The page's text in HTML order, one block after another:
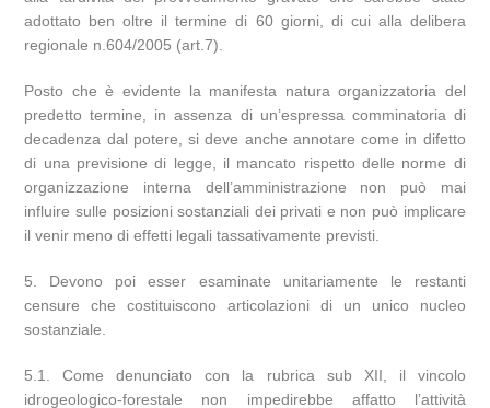
adottato ben oltre il termine di 60 giorni, di cui alla delibera
regionale n.604/2005 (art.7).
Posto che è evidente la manifesta natura organizzatoria del
predetto termine, in assenza di un’espressa comminatoria di
decadenza dal potere, si deve anche annotare come in difetto
di una previsione di legge, il mancato rispetto delle norme di
organizzazione interna dell’amministrazione non può mai
influire sulle posizioni sostanziali dei privati e non può implicare
il venir meno di effetti legali tassativamente previsti.
5. Devono poi esser esaminate unitariamente le restanti
censure che costituiscono articolazioni di un unico nucleo
sostanziale.
5.1. Come denunciato con la rubrica sub XII, il vincolo
idrogeologico-forestale non impedirebbe affatto l’attività